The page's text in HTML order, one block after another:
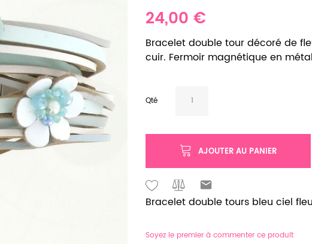
24,00 €
Bracelet double tour décoré de
cuir. Fermoir magnétique en
Qté
AJOUTER AU PANIER
Bracelet double tours bleu ciel
Soyez le premier à commenter ce produit